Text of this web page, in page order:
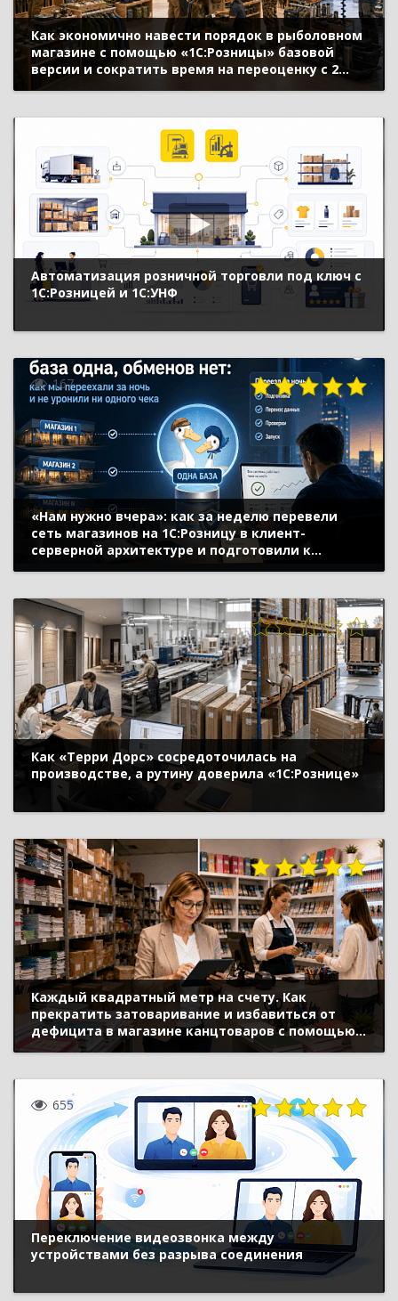
Как экономично навести порядок в рыболовном
магазине с помощью «1С:Розницы» базовой
версии и сократить время на переоценку с 2
дней до 15 минут
Автоматизация розничной торговли под ключ с
1С:Розницей и 1С:УНФ
167
«Нам нужно вчера»: как за неделю перевели
сеть магазинов на 1С:Розницу в клиент-
серверной архитектуре и подготовили к
173
Как «Терри Дорс» сосредоточилась на
производстве, а рутину доверила «1С:Рознице»
200
Каждый квадратный метр на счету. Как
прекратить затоваривание и избавиться от
дефицита в магазине канцтоваров с помощью
«1С:Розницы»
655
Переключение видеозвонка между
устройствами без разрыва соединения